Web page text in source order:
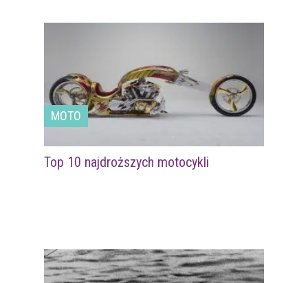
MOTO
Top 10 najdroższych motocykli